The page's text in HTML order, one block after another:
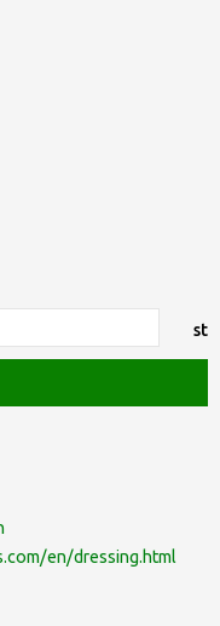
st
en/dressing.html